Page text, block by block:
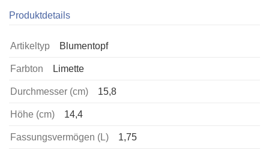
Produktdetails
Artikeltyp Blumentopf
Farbton Limette
Durchmesser (cm) 15,8
Höhe (cm) 14,4
Fassungsvermögen (L) 1,75